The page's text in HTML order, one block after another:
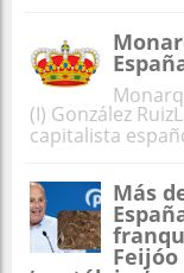
(I) González
capitalista
Más
Feijóo